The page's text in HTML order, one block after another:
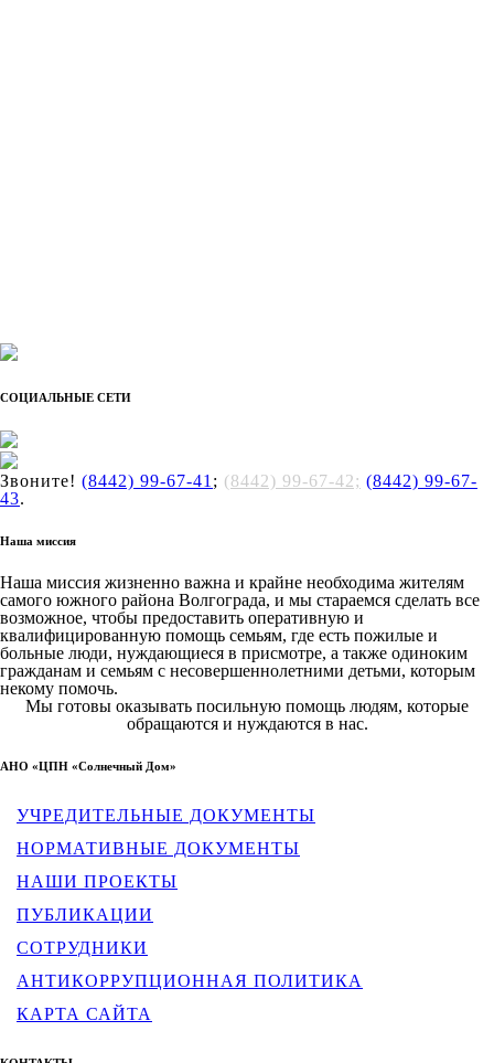
СОЦИАЛЬНЫЕ СЕТИ
Звоните! (8442) 99-67-41 ; (8442) 99-67-42; (8442) 99-67-
43.
Наша миссия
Наша миссия жизненно важна и крайне необходима жителям
самого южного района Волгограда, и мы стараемся сделать все
возможное, чтобы предоставить оперативную и
квалифицированную помощь семьям, где есть пожилые и
больные люди, нуждающиеся в присмотре, а также одиноким
гражданам и семьям с несовершеннолетними детьми, которым
некому помочь.
Мы готовы оказывать посильную помощь людям, которые
обращаются и нуждаются в нас.
АНО «ЦПН «Солнечный Дом»
УЧРЕДИТЕЛЬНЫЕ ДОКУМЕНТЫ
НОРМАТИВНЫЕ ДОКУМЕНТЫ
НАШИ ПРОЕКТЫ
ПУБЛИКАЦИИ
СОТРУДНИКИ
АНТИКОРРУПЦИОННАЯ ПОЛИТИКА
КАРТА САЙТА